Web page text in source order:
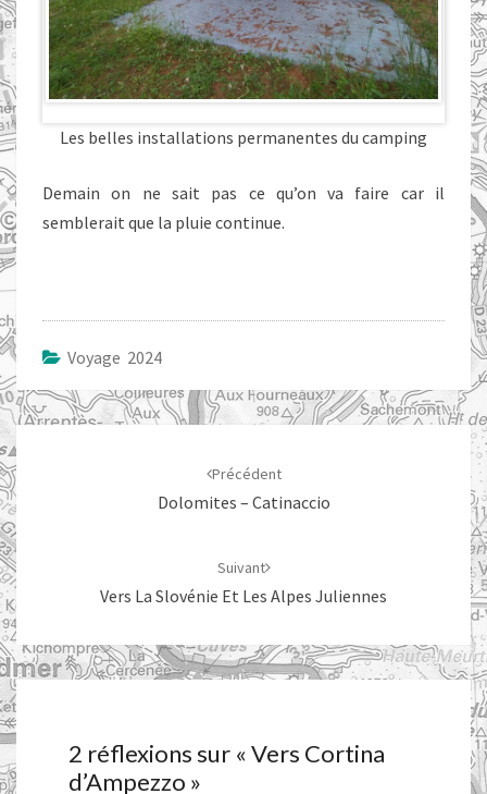
Les belles installations permanentes du camping
Demain on ne sait pas ce qu’on va faire car il
semblerait que la pluie continue.
Voyage 2024
d'article
Précédent
Dolomites – Catinaccio
Suivant
Vers La Slovénie Et Les Alpes Juliennes
2 réflexions sur « Vers Cortina
d’Ampezzo »